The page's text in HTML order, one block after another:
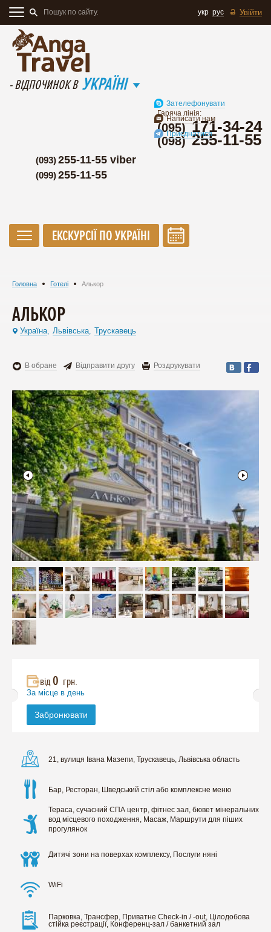
Увійти
укр рус
- ВІДПОЧИНОК В УКРАЇНІ
Гаряча лінія:
(095)171-34-24
(098)255-11-55
(093)255-11-55 viber
(099)255-11-55
Зателефонувати
Написати нам
Приєднатися
ЕКСКУРСІЇ ПО УКРАЇНІ
Головна Готелі Алькор
АЛЬКОР
Україна, Львівська, Трускавець
В обране Відправити другу Роздрукувати
від0 грн.
За місце в день
Забронювати
21, вулиця Івана Мазепи, Трускавець, Львівська область
Бар, Ресторан, Шведський стіл або комплексне меню
Тераса, сучасний СПА центр, фітнес зал, бювет мінеральних
вод місцевого походження, Масаж, Маршрути для піших
прогулянок
Дитячі зони на поверхах комплексу, Послуги няні
WiFi
Парковка, Трансфер, Приватне Check-in / -out, Цілодобова
стійка реєстрації, Конференц-зал / банкетний зал